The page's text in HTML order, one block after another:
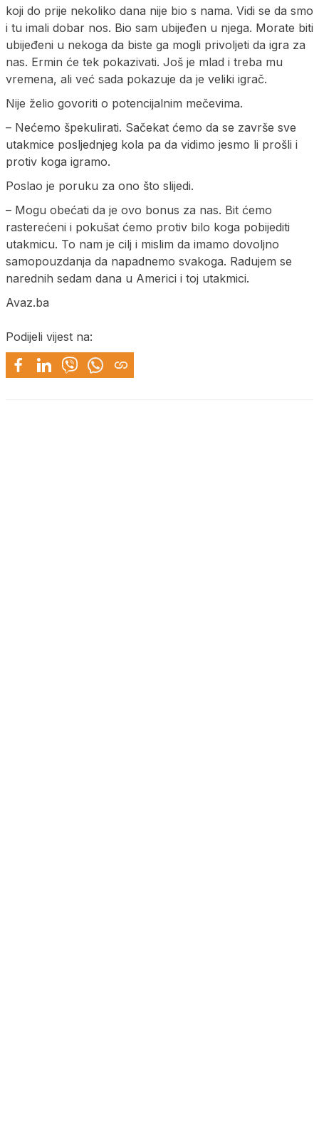
koji do prije nekoliko dana nije bio s nama. Vidi se da smo
i tu imali dobar nos. Bio sam ubijeđen u njega. Morate biti
ubijeđeni u nekoga da biste ga mogli privoljeti da igra za
nas. Ermin će tek pokazivati. Još je mlad i treba mu
vremena, ali već sada pokazuje da je veliki igrač.
Nije želio govoriti o potencijalnim mečevima.
– Nećemo špekulirati. Sačekat ćemo da se završe sve
utakmice posljednjeg kola pa da vidimo jesmo li prošli i
protiv koga igramo.
Poslao je poruku za ono što slijedi.
– Mogu obećati da je ovo bonus za nas. Bit ćemo
rasterećeni i pokušat ćemo protiv bilo koga pobijediti
utakmicu. To nam je cilj i mislim da imamo dovoljno
samopouzdanja da napadnemo svakoga. Radujem se
narednih sedam dana u Americi i toj utakmici.
Avaz.ba
Podijeli vijest na: